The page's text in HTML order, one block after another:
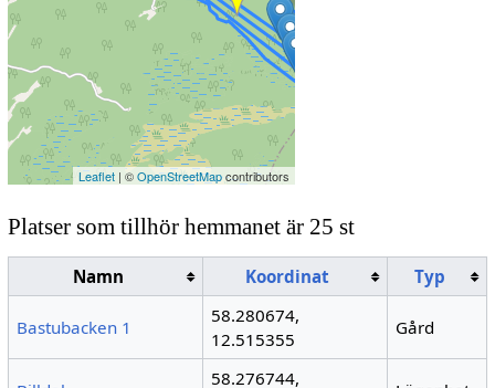
Leaflet | ©OpenStreetMapcontributors
Platser som tillhör hemmanet är 25 st
Namn Koordinat Typ
Bastubacken 1
58.280674,
12.515355
Gård
58.276744,